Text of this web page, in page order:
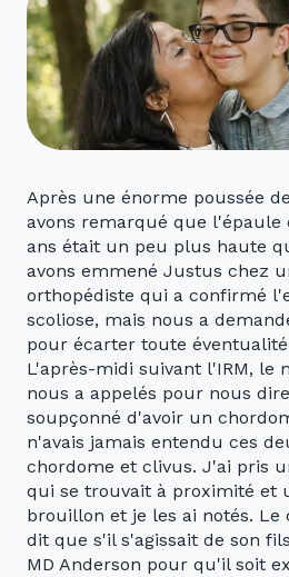
Après une énorme poussée
avons remarqué que l'épaule
ans était un peu plus haute
avons emmené Justus chez
orthopédiste qui a confirmé
scoliose, mais nous a
pour écarter toute
L'après-midi suivant l'IRM, le
nous a appelés pour nous
soupçonné d'avoir un
n'avais jamais entendu ces
chordome et clivus. J'ai pris
qui se trouvait à proximité et
brouillon et je les ai notés.
dit que s'il s'agissait de son
MD Anderson pour qu'il soit